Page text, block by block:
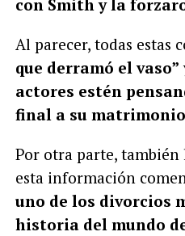
con Smith y la
Al parecer, todas estas
que derramó el vaso”
actores estén
final a su
Por otra parte,
esta información
uno de los divorcios
historia del mundo